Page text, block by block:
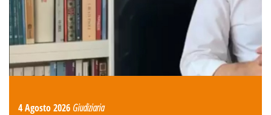
4 Agosto 2026 Giudiziaria